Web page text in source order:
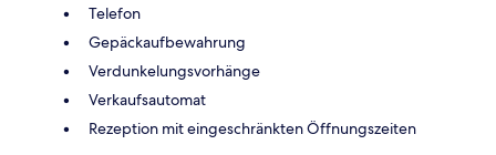
Telefon
Gepäckaufbewahrung
Verdunkelungsvorhänge
Verkaufsautomat
Rezeption mit eingeschränkten Öffnungszeiten